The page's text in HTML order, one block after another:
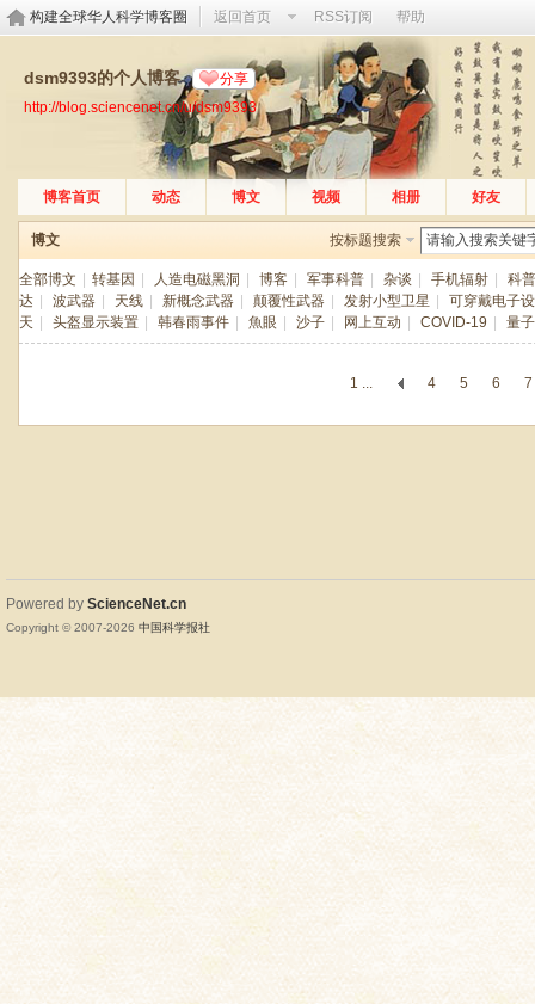
构建全球华人科学博客圈 返回首页 RSS订阅 帮助
dsm9393的个人博客 分享
http://blog.sciencenet.cn/u/dsm9393
博客首页 动态 博文 视频 相册 好友
博文 按标题搜索
全部博文 转基因 人造电磁黑洞 博客 军事科普 杂谈 手机辐射
科
达
波武器 天线 新概念武器 颠覆性武器 发射小型卫星
可穿戴电子
天
头盔显示装置 韩春雨事件 魚眼 沙子 网上互动 COVID-19 量
1 ... 4 5 6 7
Powered by ScienceNet.cn
Copyright © 2007-2026 中国科学报社